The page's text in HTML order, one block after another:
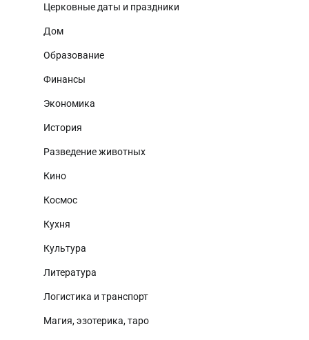
Церковные даты и праздники
Дом
Образование
Финансы
Экономика
История
Разведение животных
Кино
Космос
Кухня
Культура
Литература
Логистика и транспорт
Магия, эзотерика, таро